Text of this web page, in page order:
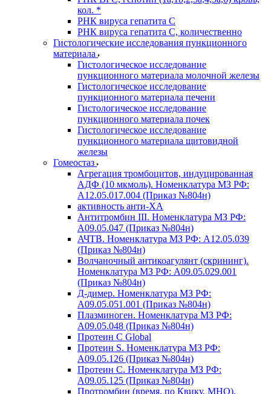
кол. *
РНК вируса гепатита C
РНК вируса гепатита C, количественно
Гистологические исследования пункционного
материала
Гистологическое исследование
пункционного материала молочной железы
Гистологическое исследование
пункционного материала печени
Гистологическое исследование
пункционного материала почек
Гистологическое исследование
пункционного материала щитовидной
железы
Гомеостаз
Агрегация тромбоцитов, индуцированная
АДФ (10 мкмоль). Номенклатура МЗ РФ:
A12.05.017.004 (Приказ №804н)
активность анти-ХА
Антитромбин III. Номенклатура МЗ РФ:
A09.05.047 (Приказ №804н)
АЧТВ. Номенклатура МЗ РФ: A12.05.039
(Приказ №804н)
Волчаночный антикоагулянт (скрининг).
Номенклатура МЗ РФ: A09.05.029.001
(Приказ №804н)
Д-димер. Номенклатура МЗ РФ:
A09.05.051.001 (Приказ №804н)
Плазминоген. Номенклатура МЗ РФ:
A09.05.048 (Приказ №804н)
Протеин C Global
Протеин S. Номенклатура МЗ РФ:
A09.05.126 (Приказ №804н)
Протеин С. Номенклатура МЗ РФ:
A09.05.125 (Приказ №804н)
Протромбин (время, по Квику, МНО).